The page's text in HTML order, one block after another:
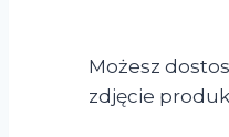
Możesz
zdjęcie